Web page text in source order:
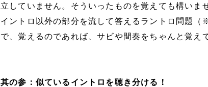
立していません。そういったものを覚えても構いま
イントロ以外の部分を流して答えるラントロ問題
で、覚えるのであれば、サビや間奏をちゃんと覚え
其の参：似ているイントロを聴き分ける！